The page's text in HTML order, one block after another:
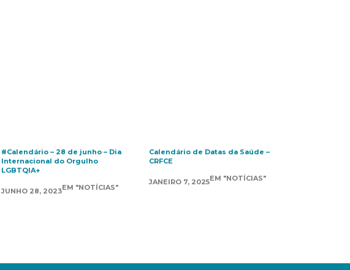
#Calendário – 28 de junho – Dia
Internacional do Orgulho
LGBTQIA+
JUNHO 28, 2023EM "NOTÍCIAS"
Calendário de Datas da Saúde –
CRFCE
JANEIRO 7, 2025EM "NOTÍCIAS"